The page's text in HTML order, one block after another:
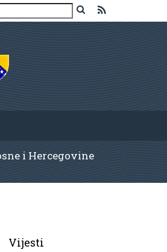
i Hercegovine
Vijesti